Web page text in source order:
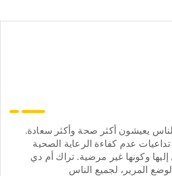
يعيشون أكثر صحة وأكثر سعادة.
عدم كفاءة الرعاية الصحية
وكونها غير مرضية. تراك أم دي
المرير، لجميع الناس